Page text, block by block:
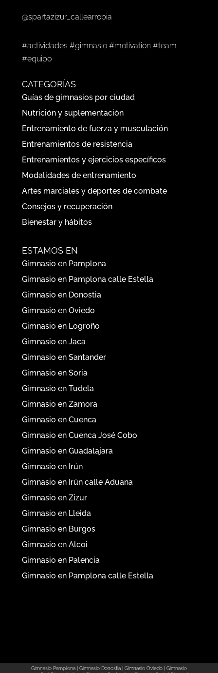
@spartazizur_callearrobia
#actividades #gimnasio #motivation #team
#equipo
CATEGORÍAS
Guías de gimnasios por ciudad
Nutrición y suplementación
Entrenamiento de fuerza y musculación
Entrenamientos de resistencia
Entrenamientos y ejercicios específicos
Modalidades de entrenamiento
Artes marciales y deportes de combate
Consejos y recuperación
Bienestar y hábitos
ESTAMOS EN
Gimnasio en Pamplona
Gimnasio en Pamplona calle Estella
Gimnasio en Donostia
Gimnasio en Oviedo
Gimnasio en Logroño
Gimnasio en Jaca
Gimnasio en Santander
Gimnasio en Soria
Gimnasio en Tudela
Gimnasio en Zamora
Gimnasio en Cuenca
Gimnasio en Cuenca José Cobo
Gimnasio en Guadalajara
Gimnasio en Irún
Gimnasio en Irún calle Aduana
Gimnasio en Zizur
Gimnasio en Lleida
Gimnasio en Burgos
Gimnasio en Alcoi
Gimnasio en Palencia
Gimnasio en Pamplona calle Estella
Gimnasio Pamplona Gimnasio Donostia Gimnasio Oviedo
Gimnasio